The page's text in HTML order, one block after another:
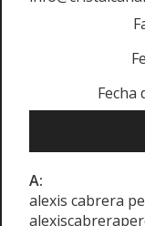
Fecha
A:
alexis cabrera